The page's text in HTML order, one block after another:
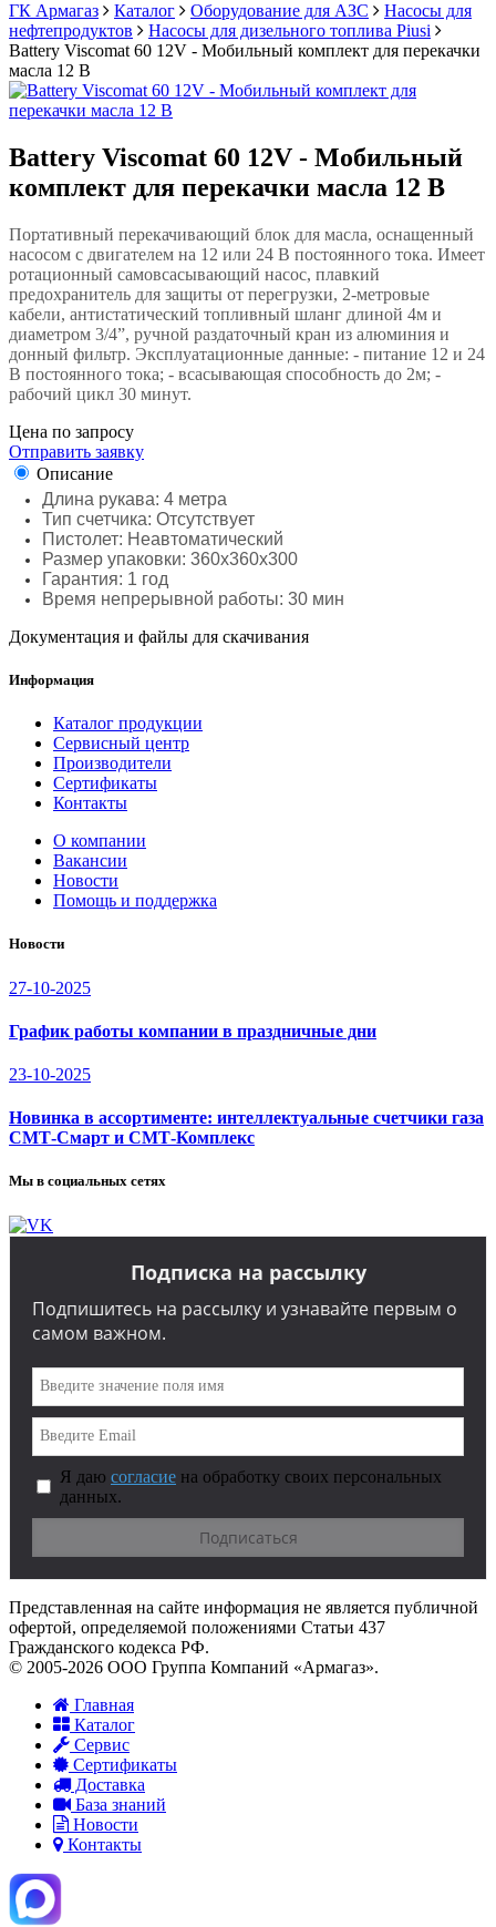
ГК Армагаз
Каталог Оборудование для АЗС
Насосы для
нефтепродуктов
Насосы для дизельного топлива Piusi
Battery Viscomat 60 12V - Мобильный комплект для перекачки
масла 12 В
Battery Viscomat 60 12V - Мобильный
комплект для перекачки масла 12 В
Портативный перекачивающий блок для масла, оснащенный
насосом с двигателем на 12 или 24 В постоянного тока. Имеет
ротационный самовсасывающий насос, плавкий
предохранитель для защиты от перегрузки, 2-метровые
кабели, антистатический топливный шланг длиной 4м и
диаметром 3/4”, ручной раздаточный кран из алюминия и
донный фильтр. Эксплуатационные данные: - питание 12 и 24
В постоянного тока; - всасывающая способность до 2м; -
рабочий цикл 30 минут.
Цена по запросу
Отправить заявку
Описание
Длина рукава: 4 метра
Тип счетчика: Отсутствует
Пистолет: Неавтоматический
Размер упаковки: 360х360х300
Гарантия: 1 год
Время непрерывной работы: 30 мин
Документация и файлы для скачивания
Информация
Каталог продукции
Сервисный центр
Производители
Сертификаты
Контакты
О компании
Вакансии
Новости
Помощь и поддержка
Новости
27-10-2025
График работы компании в праздничные дни
23-10-2025
Новинка в ассортименте: интеллектуальные счетчики газа
СМТ-Смарт и СМТ-Комплекс
Мы в социальных сетях
Подписка на рассылку
Подпишитесь на рассылку и узнавайте первым о
самом важном.
Я даю согласие на обработку своих персональных
данных.
Представленная на сайте информация не является публичной
офертой, определяемой положениями Статьи 437
Гражданского кодекса РФ.
© 2005-2026 ООО Группа Компаний «Армагаз».
Главная
Каталог
Сервис
Сертификаты
Доставка
База знаний
Новости
Контакты